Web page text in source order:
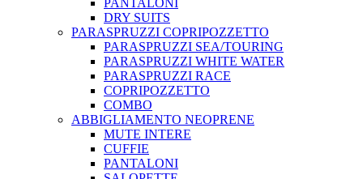
PANTALONI
DRY SUITS
PARASPRUZZI COPRIPOZZETTO
PARASPRUZZI SEA/TOURING
PARASPRUZZI WHITE WATER
PARASPRUZZI RACE
COPRIPOZZETTO
COMBO
ABBIGLIAMENTO NEOPRENE
MUTE INTERE
CUFFIE
PANTALONI